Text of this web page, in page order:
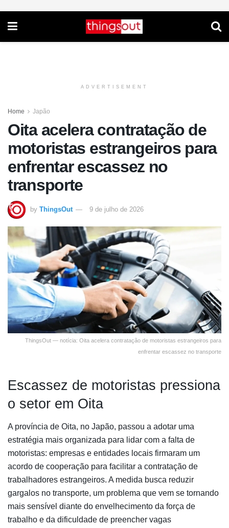
ADVERTISEMENT
Home Japão
Oita acelera contratação de
motoristas estrangeiros para
enfrentar escassez no
transporte
by ThingsOut 9 de julho de 2026
ThingsOut — notícia: Oita acelera contratação de motoristas estrangeiros para
enfrentar escassez no transporte
Escassez de motoristas pressiona
o setor em Oita
A província de Oita, no Japão, passou a adotar uma
estratégia mais organizada para lidar com a falta de
motoristas: empresas e entidades locais firmaram um
acordo de cooperação para facilitar a contratação de
trabalhadores estrangeiros. A medida busca reduzir
gargalos no transporte, um problema que vem se tornando
mais sensível diante do envelhecimento da força de
trabalho e da dificuldade de preencher vagas